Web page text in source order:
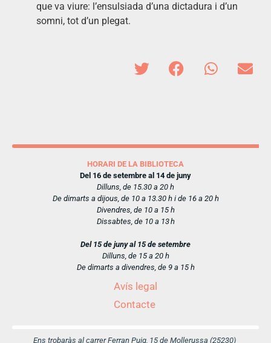
que va viure: l’ensulsiada d’una dictadura i d’un
somni, tot d’un plegat.
HORARI DE LA BIBLIOTECA
Del 16 de setembre al 14 de juny
Dilluns, de 15.30 a 20 h
De dimarts a dijous, de 10 a 13.30 h i de 16 a 20 h
Divendres, de 10 a 15 h
Dissabtes, de 10 a 13 h
Del 15 de juny al 15 de setembre
Dilluns, de 15 a 20 h
De dimarts a divendres, de 9 a 15 h
Avís legal
Contacte
Ens trobaràs al carrer Ferran Puig, 15 de Mollerussa (25230)